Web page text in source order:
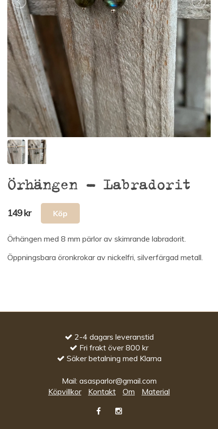
Örhängen – Labradorit
149 kr
Örhängen med 8 mm pärlor av skimrande labradorit.
Öppningsbara öronkrokar av nickelfri, silverfärgad metall.
2-4 dagars leveranstid
Fri frakt över 800 kr
Säker betalning med Klarna
Mail: asasparlor@gmail.com
Köpvillkor
Kontakt Om Material